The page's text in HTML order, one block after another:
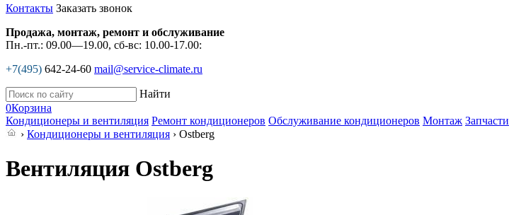
Контакты Заказать звонок
Продажа, монтаж, ремонт и обслуживание
Пн.-пт.: 09.00—19.00, сб-вс: 10.00-17.00:
+7(495) 642-24-60 mail@service-climate.ru
Найти
0Корзина
Кондиционеры и вентиляция Ремонт кондиционеров Обслуживание кондиционеров Монтаж Запчасти
› Кондиционеры и вентиляция › Ostberg
Вентиляция Ostberg